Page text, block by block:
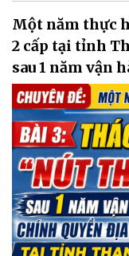
Một năm thực
2 cấp tại tỉnh
sau 1 năm vận